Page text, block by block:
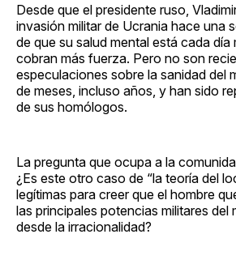
Desde que el presidente ruso,
invasión militar de Ucrania hace una
de que su salud mental está cada día
cobran más fuerza. Pero no son
especulaciones sobre la sanidad del
de meses, incluso años, y han sido
de sus homólogos.
La pregunta que ocupa a la
¿Es este otro caso de “la teoría del
legítimas para creer que el hombre
las principales potencias militares del
desde la irracionalidad?